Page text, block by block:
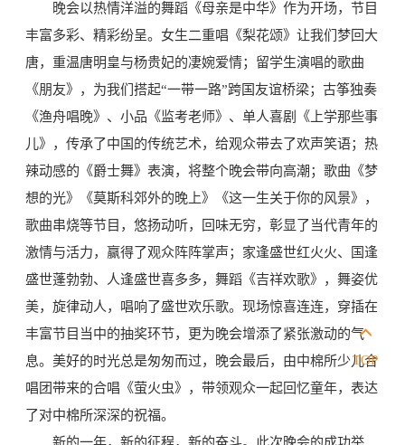
晚会以热情洋溢的舞蹈《母亲是中华》作为开场，节目
丰富多彩、精彩纷呈。女生二重唱《梨花颂》让我们梦回大
唐，重温唐明皇与杨贵妃的凄婉爱情；留学生演唱的歌曲
《朋友》，为我们搭起“一带一路”跨国友谊桥梁；古筝独奏
《渔舟唱晚》、小品《监考老师》、单人喜剧《上学那些事
儿》，传承了中国的传统艺术，给观众带去了欢声笑语；热
辣动感的《爵士舞》表演，将整个晚会带向高潮；歌曲《梦
想的光》《莫斯科郊外的晚上》《这一生关于你的风景》，
歌曲串烧等节目，悠扬动听，回味无穷，彰显了当代青年的
激情与活力，赢得了观众阵阵掌声；家逢盛世红火火、国逢
盛世蓬勃勃、人逢盛世喜多多，舞蹈《吉祥欢歌》，舞姿优
美，旋律动人，唱响了盛世欢乐歌。现场惊喜连连，穿插在
丰富节目当中的抽奖环节，更为晚会增添了紧张激动的气
息。美好的时光总是匆匆而过，晚会最后，由中棉所少儿合
唱团带来的合唱《萤火虫》，带领观众一起回忆童年，表达
了对中棉所深深的祝福。
TOP